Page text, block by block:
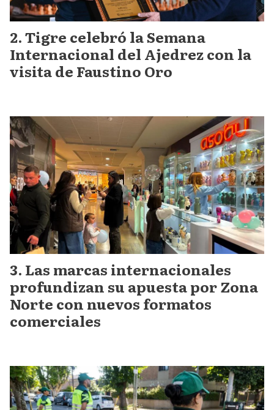
Tigre celebró la Semana
Internacional del Ajedrez con la
visita de Faustino Oro
Las marcas internacionales
profundizan su apuesta por Zona
Norte con nuevos formatos
comerciales